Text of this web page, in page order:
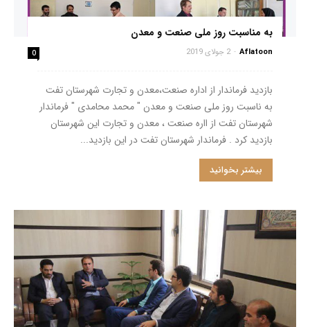
به مناسبت روز ملی صنعت و معدن
Aflatoon
- 2 جولای 2019 0
بازدید فرماندار از اداره صنعت،معدن و تجارت شهرستان تفت
به ناسبت روز ملی صنعت و معدن " محمد محامدی " فرماندار
شهرستان تفت از ااره صنعت ، معدن و تجارت این شهرستان
بازدید کرد . فرماندار شهرستان تفت در این بازدید...
بیشتر بخوانید